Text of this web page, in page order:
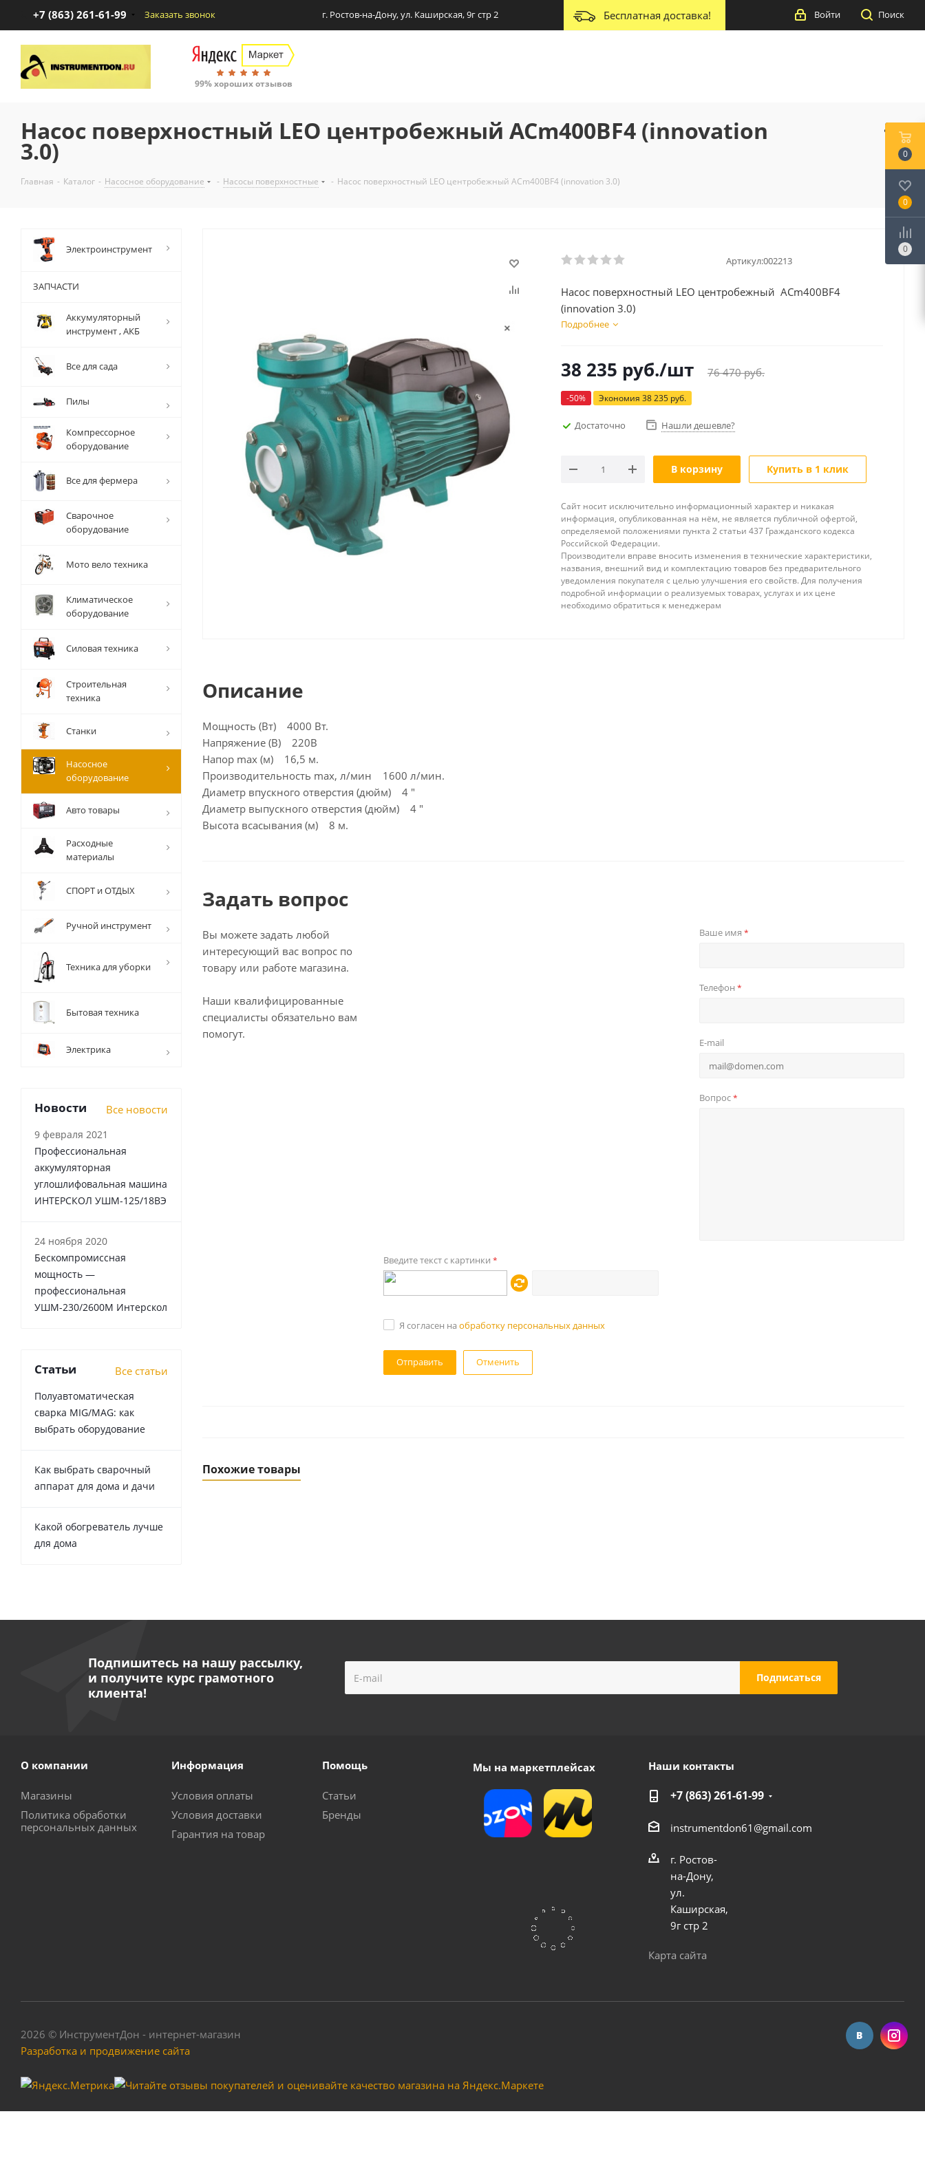
+7 (863) 261-61-99 Заказать звонок г. Ростов-на-Дону, ул. Каширская, 9г стр 2 Бесплатная доставка! Поиск
Войти
99% хороших отзывов
Насос поверхностный LEO центробежный ACm400BF4 (innovation
3.0)
Главная - Каталог - Насосное оборудование - Насосы поверхностные - Насос поверхностный LEO центробежный ACm400BF4 (innovation 3.0)
Артикул:002213
Насос поверхностный LEO центробежный ACm400BF4
(innovation 3.0)
Подробнее
38 235 руб./шт 76 470руб.
-50% Экономия 38 235 руб.
Достаточно Нашли дешевле?
В корзину Купить в 1 клик
Сайт носит исключительно информационный характер и никакая
информация, опубликованная на нём, не является публичной офертой,
определяемой положениями пункта 2 статьи 437 Гражданского кодекса
Российской Федерации.
Производители вправе вносить изменения в технические характеристики,
названия, внешний вид и комплектацию товаров без предварительного
уведомления покупателя с целью улучшения его свойств. Для получения
подробной информации о реализуемых товарах, услугах и их цене
необходимо обратиться к менеджерам
Описание
Мощность (Вт) 4000 Вт.
Напряжение (В) 220В
Напор max (м) 16,5 м.
Производительность max, л/мин 1600 л/мин.
Диаметр впускного отверстия (дюйм) 4 "
Диаметр выпускного отверстия (дюйм) 4 "
Высота всасывания (м) 8 м.
Задать вопрос
Вы можете задать любой
интересующий вас вопрос по
товару или работе магазина.
Наши квалифицированные
специалисты обязательно вам
помогут.
Ваше имя *
Телефон *
E-mail
Вопрос*
Введите текст с картинки *
Я согласен на обработку персональных данных
Отменить
Похожие товары
Достаточно
Насос поверхностный COMFORT модель QB-80 Насос LEO модель 25-20м (XKM50-1)
Достаточно Достаточно
Электроинструмент
ЗАПЧАСТИ
Аккумуляторный
инструмент , АКБ
Все для сада
Пилы
Компрессорное
оборудование
Все для фермера
Сварочное
оборудование
Мото вело техника
Климатическое
оборудование
Силовая техника
Строительная
техника
Станки
Насосное
оборудование
Авто товары
Расходные
материалы
СПОРТ и ОТДЫХ
Ручной инструмент
Техника для уборки
Бытовая техника
Электрика
Новости Все новости
9 февраля 2021
Профессиональная
аккумуляторная
углошлифовальная машина
ИНТЕРСКОЛ УШМ-125/18ВЭ
24 ноября 2020
Бескомпромиссная
мощность —
профессиональная
УШМ-230/2600М Интерскол
Статьи Все статьи
Полуавтоматическая
сварка MIG/MAG: как
выбрать оборудование
Как выбрать сварочный
аппарат для дома и дачи
Какой обогреватель лучше
для дома
Подпишитесь на нашу рассылку,
и получите курс грамотного
клиента!
О компании
Магазины
Политика обработки
персональных данных
Информация
Условия оплаты
Условия доставки
Гарантия на товар
Помощь
Статьи
Бренды
Мы на маркетплейсах Наши контакты
+7 (863) 261-61-99
instrumentdon61@gmail.com
г. Ростов-
на-Дону,
ул.
Каширская,
9г стр 2
Карта сайта
2026 © ИнструментДон - интернет-магазин
Разработка и продвижение сайта
0
0
0